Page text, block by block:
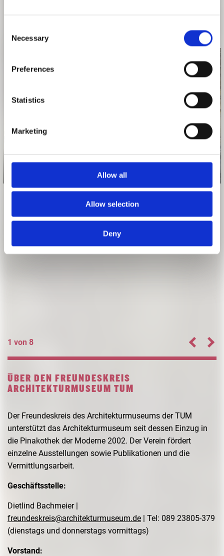
Selection
Necessary
Preferences
Statistics
Marketing
Allow all
Allow selection
Deny
1 von 8
ÜBER DEN FREUNDESKREIS
ARCHITEKTURMUSEUM TUM
Der Freundeskreis des Architekturmuseums der TUM
unterstützt das Architekturmuseum seit dessen Einzug in
die Pinakothek der Moderne 2002. Der Verein fördert
einzelne Ausstellungen sowie Publikationen und die
Vermittlungsarbeit.
Geschäftsstelle:
Dietlind Bachmeier |
freundeskreis@architekturmuseum.de | Tel: 089 23805-379
(dienstags und donnerstags vormittags)
Vorstand: